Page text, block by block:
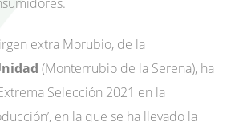
extra Morubio, de la
(Monterrubio de la Serena), ha
Selección 2021 en la
en la que se ha llevado la